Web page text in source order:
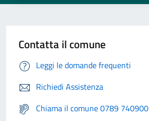
Contatta il comune
Leggi le domande frequenti
Richiedi Assistenza
Chiama il comune 0789 740900